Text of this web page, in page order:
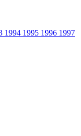
1994 1995 1996 1997